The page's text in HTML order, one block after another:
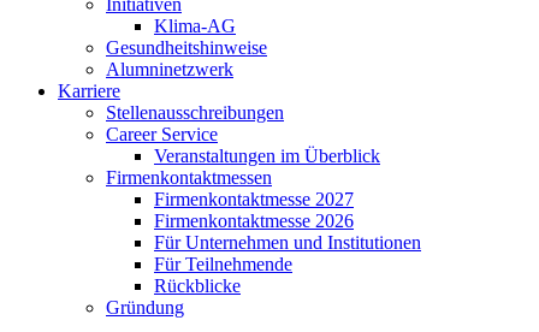
Initiativen
Klima-AG
Gesundheitshinweise
Alumninetzwerk
Karriere
Stellenausschreibungen
Career Service
Veranstaltungen im Überblick
Firmenkontaktmessen
Firmenkontaktmesse 2027
Firmenkontaktmesse 2026
Für Unternehmen und Institutionen
Für Teilnehmende
Rückblicke
Gründung